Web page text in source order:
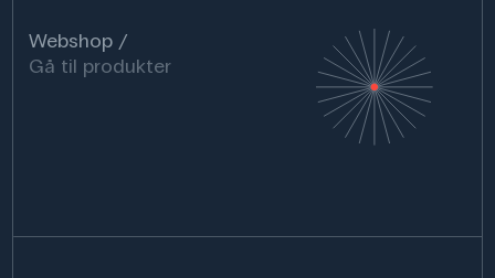
Webshop
Gå til produkter